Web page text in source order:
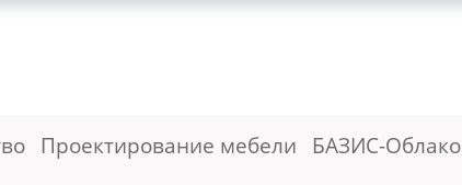
Проектирование мебели БАЗИС-Облако